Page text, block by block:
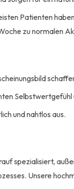
Patienten
zu normalen
und nahtlos aus.
spezialisiert,
Unsere